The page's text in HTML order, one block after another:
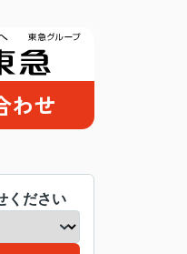
わせ
ください